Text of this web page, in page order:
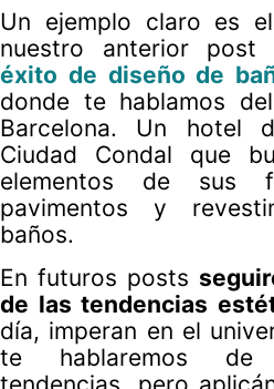
Un ejemplo claro es
nuestro anterior post
éxito de diseño de
donde te hablamos
Barcelona. Un hotel
Ciudad Condal que
elementos de sus
pavimentos y
baños.
En futuros posts
de las tendencias
día, imperan en el
te hablaremos de